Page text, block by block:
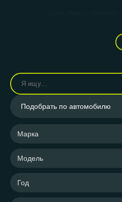
Подобрать по автомобилю
Марка
Модель
Год